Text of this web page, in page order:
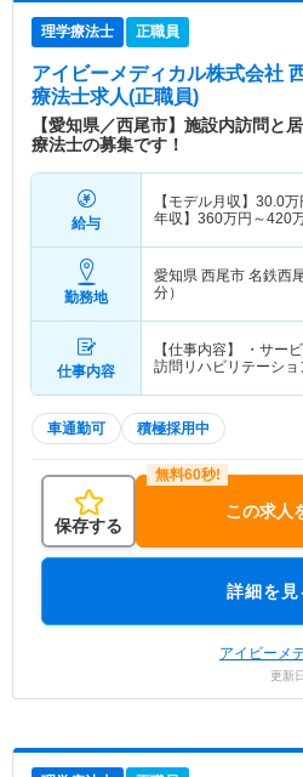
理学療法士 正職員
アイビーメディカル株式会社
療法士求人(正職員)
【愛知県／西尾市】施設内訪問と
療法士の募集です！
給与
【モデル月収】 30.0万
年収】 360万円～420
勤務地
愛知県 西尾市 名鉄西
分）
仕事内容
【仕事内容】 ・サー
訪問リハビリテーシ
車通勤可 積極採用中
保存する
この求人
詳細を見
アイビーメ
更新